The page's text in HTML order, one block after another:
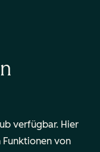
verfügbar. Hier
von